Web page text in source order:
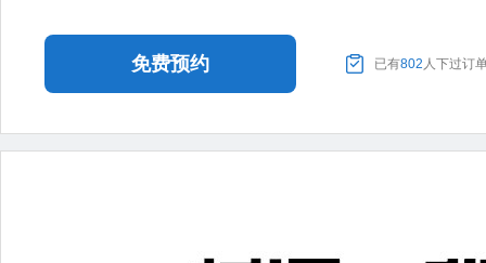
免费预约 已有802 人下过订